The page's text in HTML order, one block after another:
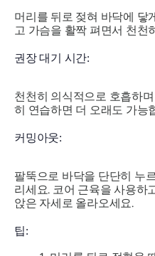
머리를 뒤로 젖혀 바닥에 닿
고 가슴을 활짝 펴면서 천천
권장 대기 시간:
천천히 의식적으로 호흡하
히 연습하면 더 오래도 가능
커밍아웃:
팔뚝으로 바닥을 단단히 누
리세요. 코어 근육을 사용하
앉은 자세로 올라오세요.
팁: